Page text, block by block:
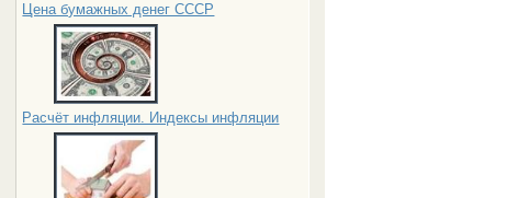
Цена бумажных денег СССР
Расчёт инфляции. Индексы инфляции